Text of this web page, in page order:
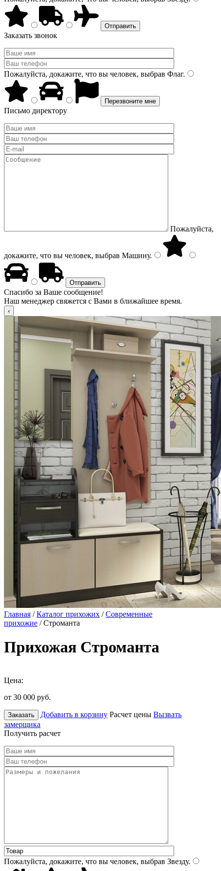
Заказать звонок
Пожалуйста, докажите, что вы человек, выбрав Флаг.
Письмо директору
Пожалуйста,
докажите, что вы человек, выбрав Машину.
Спасибо за Ваше сообщение!
Наш менеджер свяжется с Вами в ближайшее время.
Главная /Каталог прихожих /Современные
прихожие / Строманта
Прихожая Строманта
Цена:
от 30 000 руб.
Заказать Добавить в корзину Расчет цены Вызвать
замерщика
Получить расчет
Пожалуйста, докажите, что вы человек, выбрав Звезду.